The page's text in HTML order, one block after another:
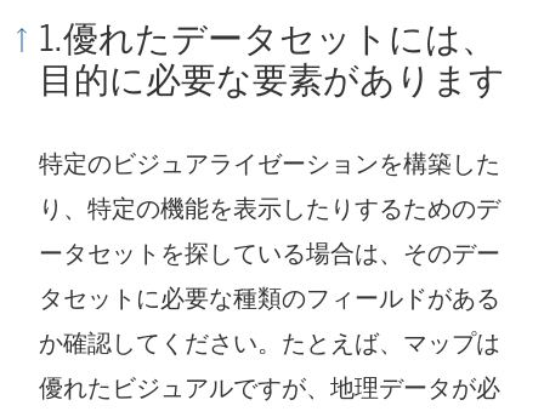
1.優れたデータセットには、
目的に必要な要素があります
特定のビジュアライゼーションを構築した
り、特定の機能を表示したりするためのデ
ータセットを探している場合は、そのデー
タセットに必要な種類のフィールドがある
か確認してください。たとえば、マップは
優れたビジュアルですが、地理データが必